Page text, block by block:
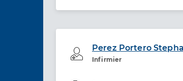
Perez Portero
Infirmier
Professionel de